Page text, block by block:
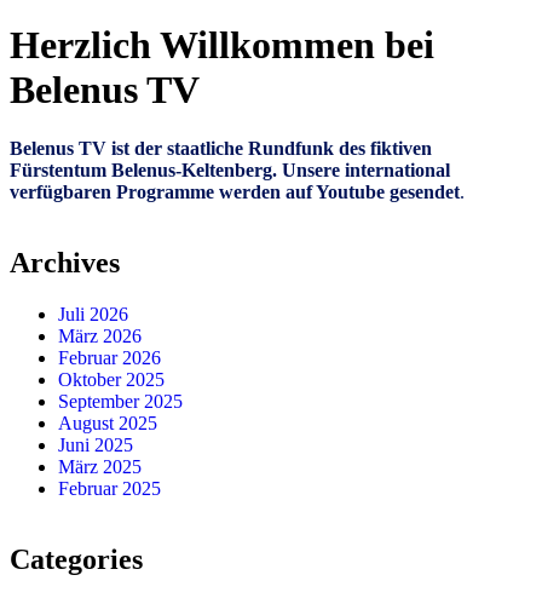
Herzlich Willkommen bei
Belenus TV
Belenus TV ist der staatliche Rundfunk des fiktiven
Fürstentum Belenus-Keltenberg. Unsere international
verfügbaren Programme werden auf Youtube gesendet.
Archives
Juli 2026
März 2026
Februar 2026
Oktober 2025
September 2025
August 2025
Juni 2025
März 2025
Februar 2025
Categories